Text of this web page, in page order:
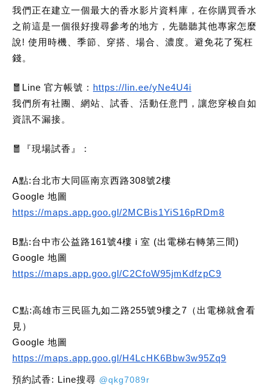
我們正在建立一個最大的香水影片資料庫，在你購買香水
之前這是一個很好搜尋參考的地方，先聽聽其他專家怎麼
說! 使用時機、季節、穿搭、場合、濃度。避免花了冤枉
錢。
🧧Line 官方帳號： https://lin.ee/yNe4U4i
我們所有社團、網站、試香、活動任意門，讓您穿梭自如
資訊不漏接。
🧧 『現場試香』：
A點:台北市大同區南京西路308號2樓
Google 地圖
https://maps.app.goo.gl/2MCBis1YiS16pRDm8
B點:台中市公益路161號4樓 i 室 (出電梯右轉第三間)
Google 地圖
https://maps.app.goo.gl/C2CfoW95jmKdfzpC9
C點:高雄市三民區九如二路255號9樓之7（出電梯就會看
見）
Google 地圖
https://maps.app.goo.gl/H4LcHK6Bbw3w95Zq9
預約試香: Line搜尋 @qkg7089r